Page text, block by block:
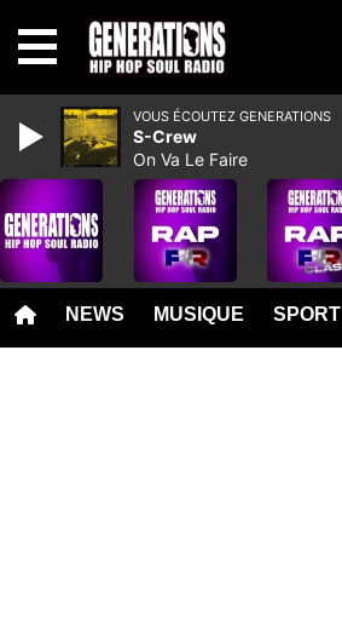
NEWS MUSIQUE SPORT
VOUS ÉCOUTEZ GENERATIONS
S-Crew
On Va Le Faire